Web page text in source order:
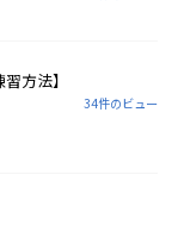
方法】
34件のビュー